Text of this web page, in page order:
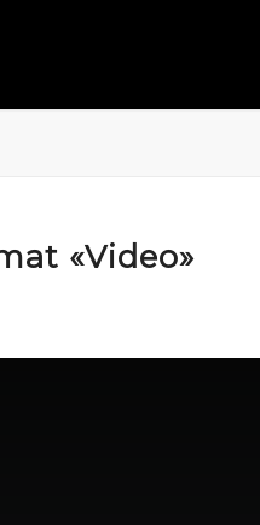
«Video»